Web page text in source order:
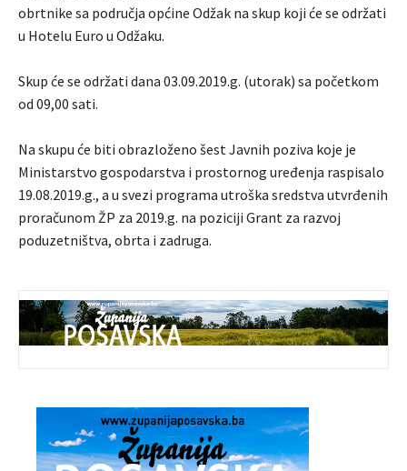
obrtnike sa područja općine Odžak na skup koji će se održati
u Hotelu Euro u Odžaku.
Skup će se održati dana 03.09.2019.g. (utorak) sa početkom
od 09,00 sati.
Na skupu će biti obrazloženo šest Javnih poziva koje je
Ministarstvo gospodarstva i prostornog uređenja raspisalo
19.08.2019.g., a u svezi programa utroška sredstva utvrđenih
proračunom ŽP za 2019.g. na poziciji Grant za razvoj
poduzetništva, obrta i zadruga.